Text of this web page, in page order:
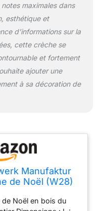
maximales dans
esthétique et
d’informations sur la
cette crèche se
et fortement
ajouter une
à sa décoration de
Manufaktur
de Noël (W28)
de Noël -
de Noël en bois du